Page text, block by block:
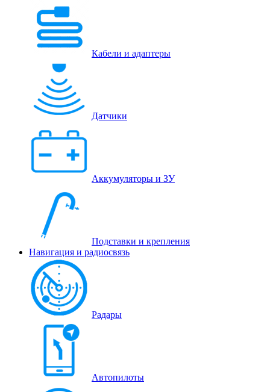
Кабели и адаптеры
Датчики
Аккумуляторы и ЗУ
Подставки и крепления
Навигация и радиосвязь
Радары
Автопилоты